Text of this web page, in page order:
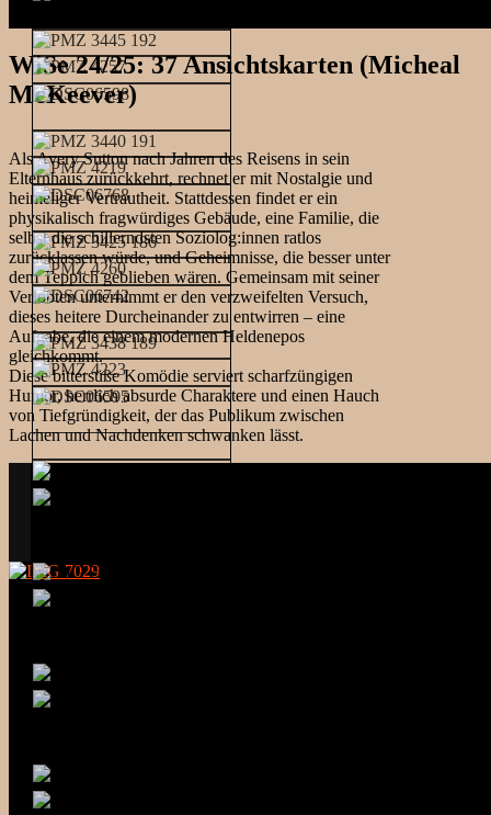
WiSe 24/25: 37 Ansichtskarten (Micheal
McKeever)
Als Avery Sutton nach Jahren des Reisens in sein
Elternhaus zurückkehrt, rechnet er mit Nostalgie und
heimeliger Vertrautheit. Stattdessen findet er ein
physikalisch fragwürdiges Gebäude, eine Familie, die
selbst die schillerndsten Soziolog:innen ratlos
zurücklassen würde, und Geheimnisse, die besser unter
dem Teppich geblieben wären. Gemeinsam mit seiner
Verlobten unternimmt er den verzweifelten Versuch,
dieses heitere Durcheinander zu entwirren – eine
Aufgabe, die einem modernen Heldenepos
gleichkommt.
Diese bittersüße Komödie serviert scharfzüngigen
Humor, herrlich absurde Charaktere und einen Hauch
von Tiefgründigkeit, der das Publikum zwischen
Lachen und Nachdenken schwanken lässt.